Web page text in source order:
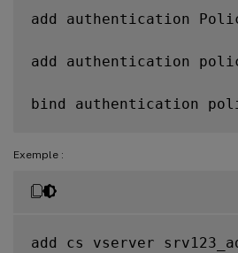
add authentication
add authentication
bind authentication
Exemple :
add cs vserver